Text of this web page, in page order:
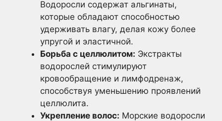
Водоросли содержат альгинаты,
которые обладают способностью
удерживать влагу, делая кожу более
упругой и эластичной.
Борьба с целлюлитом: Экстракты
водорослей стимулируют
кровообращение и лимфодренаж,
способствуя уменьшению проявлений
целлюлита.
Укрепление волос: Морские водоросли